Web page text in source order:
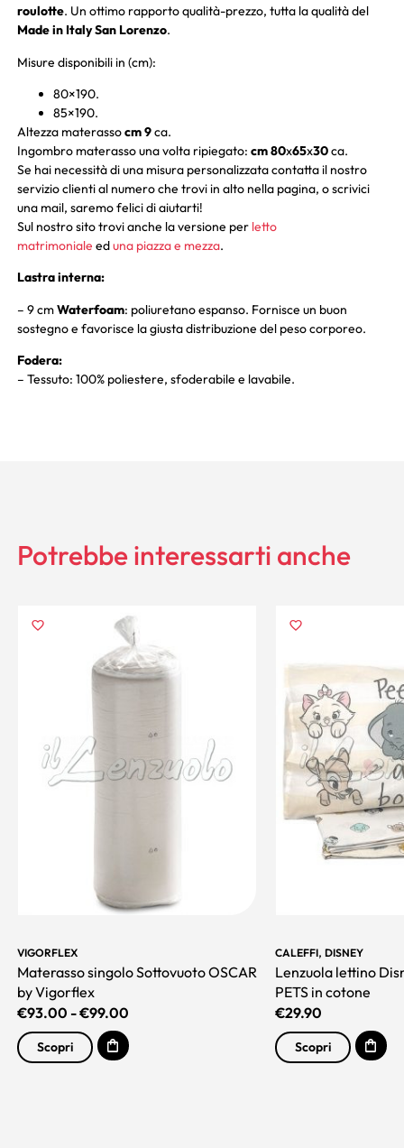
roulotte. Un ottimo rapporto qualità-prezzo, tutta la qualità del
Made in Italy San Lorenzo.
Misure disponibili in (cm):
80×190.
85×190.
Altezza materassocm 9ca.
Ingombro materasso una volta ripiegato: cm 80x65x30ca.
Se hai necessità di una misura personalizzata contatta il nostro
servizio clienti al numero che trovi in alto nella pagina, o scrivici
una mail, saremo felici di aiutarti!
Sul nostro sito trovi anche la versione per letto
matrimoniale eduna piazza e mezza.
Lastra interna:
– 9 cmWaterfoam: poliuretano espanso. Fornisce un buon
sostegno e favorisce la giusta distribuzione del peso corporeo.
Fodera:
– Tessuto: 100% poliestere, sfoderabile e lavabile.
Potrebbe interessarti anche
VIGORFLEX
Materasso singolo Sottovuoto OSCAR
by Vigorflex
€93.00 -€99.00
Scopri
CALEFFI, DISNEY
Lenzuola lettino
PETS in cotone
€29.90
Scopri